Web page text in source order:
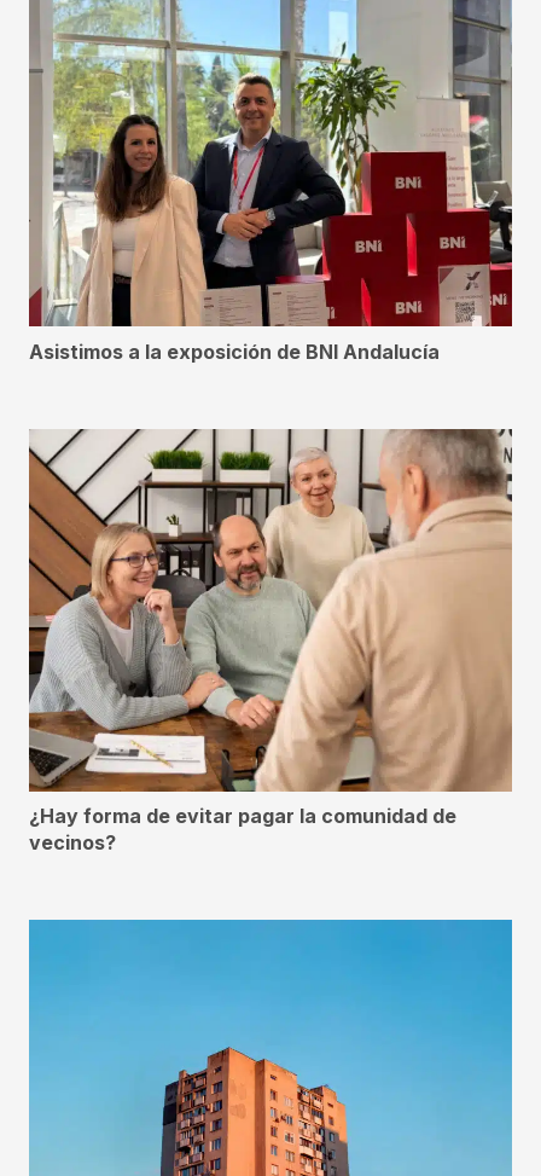
Asistimos a la exposición de BNI Andalucía
¿Hay forma de evitar pagar la comunidad de
vecinos?